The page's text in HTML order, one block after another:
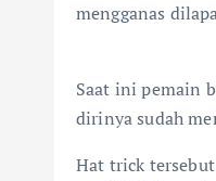
mengganas
Saat ini pemain
dirinya sudah
Hat trick